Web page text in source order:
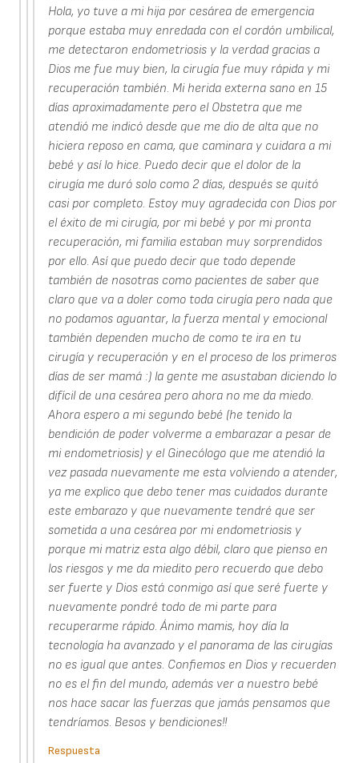
Hola, yo tuve a mi hija por cesárea de emergencia
porque estaba muy enredada con el cordón umbilical,
me detectaron endometriosis y la verdad gracias a
Dios me fue muy bien, la cirugía fue muy rápida y mi
recuperación también. Mi herida externa sano en 15
días aproximadamente pero el Obstetra que me
atendió me indicó desde que me dio de alta que no
hiciera reposo en cama, que caminara y cuidara a mi
bebé y así lo hice. Puedo decir que el dolor de la
cirugía me duró solo como 2 días, después se quitó
casi por completo. Estoy muy agradecida con Dios por
el éxito de mi cirugía, por mi bebé y por mi pronta
recuperación, mi familia estaban muy sorprendidos
por ello. Así que puedo decir que todo depende
también de nosotras como pacientes de saber que
claro que va a doler como toda cirugía pero nada que
no podamos aguantar, la fuerza mental y emocional
también dependen mucho de como te ira en tu
cirugía y recuperación y en el proceso de los primeros
días de ser mamá :) la gente me asustaban diciendo lo
difícil de una cesárea pero ahora no me da miedo.
Ahora espero a mi segundo bebé (he tenido la
bendición de poder volverme a embarazar a pesar de
mi endometriosis) y el Ginecólogo que me atendió la
vez pasada nuevamente me esta volviendo a atender,
ya me explico que debo tener mas cuidados durante
este embarazo y que nuevamente tendré que ser
sometida a una cesárea por mi endometriosis y
porque mi matriz esta algo débil, claro que pienso en
los riesgos y me da miedito pero recuerdo que debo
ser fuerte y Dios está conmigo así que seré fuerte y
nuevamente pondré todo de mi parte para
recuperarme rápido. Ánimo mamis, hoy día la
tecnología ha avanzado y el panorama de las cirugías
no es igual que antes. Confiemos en Dios y recuerden
no es el fin del mundo, además ver a nuestro bebé
nos hace sacar las fuerzas que jamás pensamos que
tendríamos. Besos y bendiciones!!
Respuesta